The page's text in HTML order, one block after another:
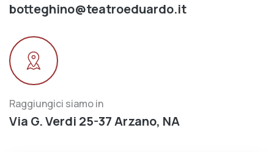
botteghino@teatroeduardo.it
Raggiungici siamo in
Via G. Verdi 25-37 Arzano, NA